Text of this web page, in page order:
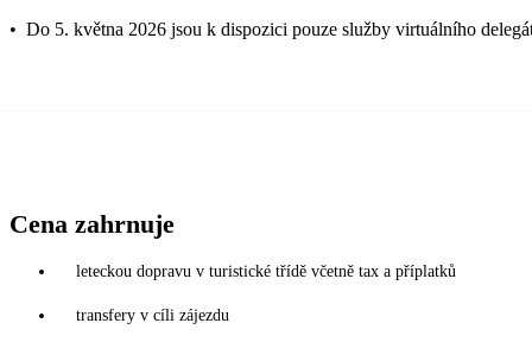
• Do 5. května 2026 jsou k dispozici pouze služby virtuálního
Cena zahrnuje
leteckou dopravu v turistické třídě včetně tax a příplatků
transfery v cíli zájezdu